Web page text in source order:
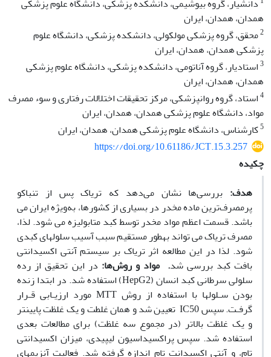
دانشیار، گروه بیوشیمی، دانشکده پزشکی، دانشگاه علوم پزشکی
همدان، همدان، ایران
2محقق، گروه پزشکی مولکولی، دانشکده پزشکی، دانشگاه علوم
پزشکی همدان، همدان، ایران
3استادیار، گروه آناتومی، دانشکده پزشکی، دانشگاه علوم پزشکی
همدان، همدان، ایران
4استاد، گروه روانپزشکی، مرکز تحقیقات اختلالات رفتاری و سوء مصرف
مواد، دانشگاه علوم پزشکی همدان، همدان، ایران
5کارشناس، دانشگاه علوم پزشکی همدان، همدان، ایران
https://doi.org/10.61186/JCT.15.3.257
چکیده
هدف: بررسی‌ها نشان می‌دهد که تریاک پس از تنباکو
پرمصرف‌ترین ماده مخدر در بسیاری از کشورها، به‌ویژه ایران می
باشد. قسمت اعظم مواد مخدر توسط کبد متابولیزه می شود. لذا،
مصرف تریاک می تواند به‫طور مستقیم سبب آسیب سلول‫های کبدی
شود. لذا در این مطالعه اثر تریاک بر سیستم آنتی اکسیدانتی
بافت کبد بررسی شد. مواد و روش‌ها: در این تحقیق از رده‌
سلولی سرطانی کبد انسان (HepG2) استفاده شد. در ابتدا زنده
بودن سـلول‫ها با استفاده از روش MTT مورد ارزیـابی قـرار
گرفـت. سپس IC50 تعیین شد و همان غلطت و یک غلظت پایین‫تر
و یک غلظت بالاتر (در مجموع سه غلظت) برای مطالعات بعدی
استفاده شد. سپس پراکسیداسیون لیپیدی، میزان اکسیدانتی
تام، و آنتی اکسیدانت تام اندازه گرفته شد. فعالیت آنزیم‫های